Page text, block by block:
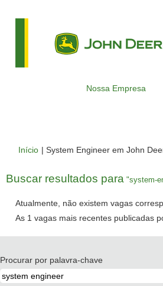
Nossa Empresa
Início | System Engineer em John
Buscar resultados para "system-
Atualmente, não existem vagas
As 1 vagas mais recentes publicadas
Procurar por palavra-chave